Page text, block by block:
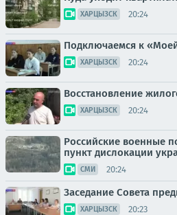
ХАРЦЫЗСК 20:24
Подключаемся к
ХАРЦЫЗСК 20:24
Восстановление
ХАРЦЫЗСК 20:24
Российские военные
пункт дислокации
СМИ 20:24
Заседание Совета
ХАРЦЫЗСК 20:23